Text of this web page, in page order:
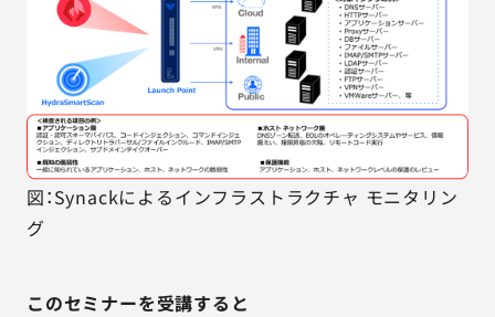
図：Synackによるインフラストラクチャ モニタリン
グ
このセミナーを受講すると